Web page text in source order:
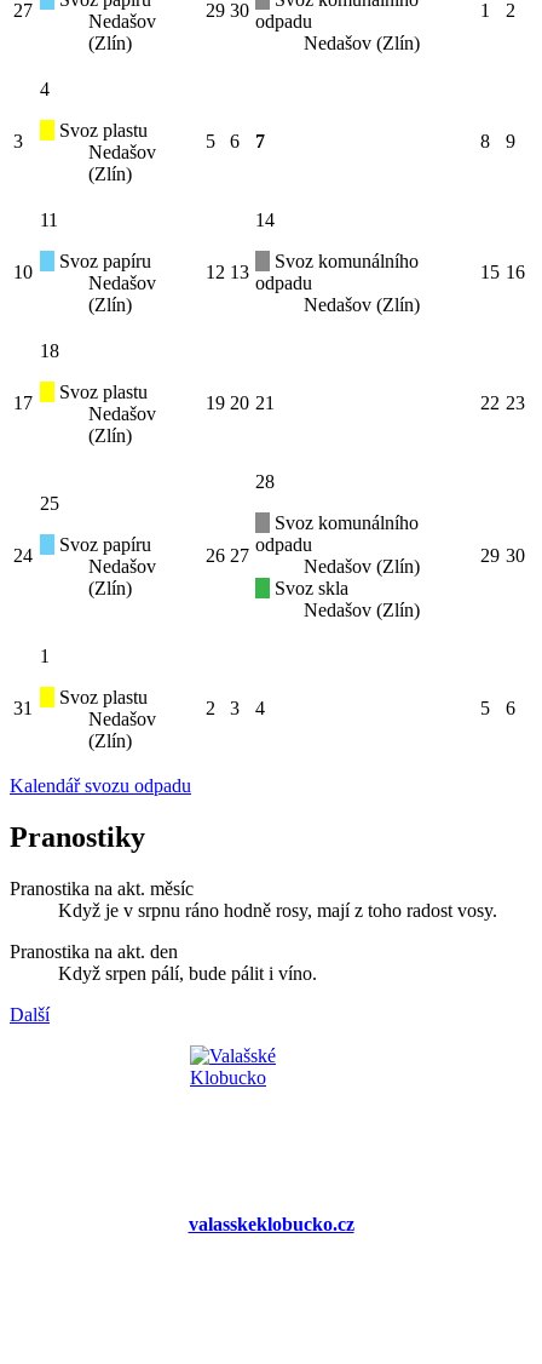
27
Nedašov
(Zlín)
29 30
odpadu
Nedašov (Zlín)
1 2
3
4
Svoz plastu
Nedašov
(Zlín)
5 6 7 8 9
10
11
Svoz papíru
Nedašov
(Zlín)
12 13
14
Svoz komunálního
odpadu
Nedašov (Zlín)
15 16
17
18
Svoz plastu
Nedašov
(Zlín)
19 20 21 22 23
24
25
Svoz papíru
Nedašov
(Zlín)
26 27
28
Svoz komunálního
odpadu
Nedašov (Zlín)
Svoz skla
Nedašov (Zlín)
29 30
31
1
Svoz plastu
Nedašov
(Zlín)
2 3 4 5 6
Kalendář svozu odpadu
Pranostiky
Pranostika na akt. měsíc
Když je v srpnu ráno hodně rosy, mají z toho radost vosy.
Pranostika na akt. den
Když srpen pálí, bude pálit i víno.
Další
valasskeklobucko.cz